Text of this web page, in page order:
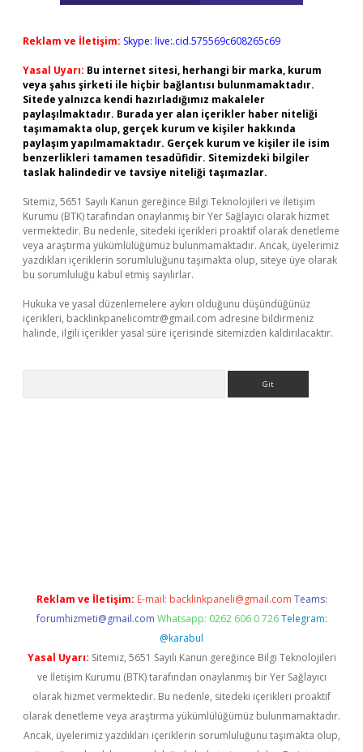
Reklam ve İletişim: Skype: live:.cid.575569c608265c69
Yasal Uyarı: Bu internet sitesi, herhangi bir marka, kurum
veya şahıs şirketi ile hiçbir bağlantısı bulunmamaktadır.
Sitede yalnızca kendi hazırladığımız makaleler
paylaşılmaktadır. Burada yer alan içerikler haber niteliği
taşımamakta olup, gerçek kurum ve kişiler hakkında
paylaşım yapılmamaktadır. Gerçek kurum ve kişiler ile isim
benzerlikleri tamamen tesadüfidir. Sitemizdeki bilgiler
taslak halindedir ve tavsiye niteliği taşımazlar.
Sitemiz, 5651 Sayılı Kanun gereğince Bilgi Teknolojileri ve İletişim
Kurumu (BTK) tarafından onaylanmış bir Yer Sağlayıcı olarak hizmet
vermektedir. Bu nedenle, sitedeki içerikleri proaktif olarak denetleme
veya araştırma yükümlülüğümüz bulunmamaktadır. Ancak, üyelerimiz
yazdıkları içeriklerin sorumluluğunu taşımakta olup, siteye üye olarak
bu sorumluluğu kabul etmiş sayılırlar.
Hukuka ve yasal düzenlemelere aykırı olduğunu düşündüğünüz
içerikleri, backlinkpanelicomtr@gmail.com adresine bildirmeniz
halinde, ilgili içerikler yasal süre içerisinde sitemizden kaldırılacaktır.
Reklam ve İletişim: E-mail: backlinkpaneli@gmail.com Teams:
forumhizmeti@gmail.com Whatsapp: 0262 606 0 726 Telegram:
@karabul
Yasal Uyarı: Sitemiz, 5651 Sayılı Kanun gereğince Bilgi Teknolojileri
ve İletişim Kurumu (BTK) tarafından onaylanmış bir Yer Sağlayıcı
olarak hizmet vermektedir. Bu nedenle, sitedeki içerikleri proaktif
olarak denetleme veya araştırma yükümlülüğümüz bulunmamaktadır.
Ancak, üyelerimiz yazdıkları içeriklerin sorumluluğunu taşımakta olup,